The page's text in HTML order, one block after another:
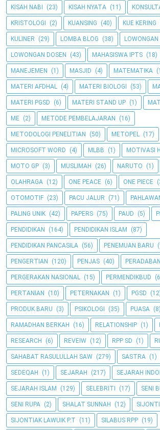
KISAH NABI (23) KISAH NYATA (11)
KRISTOLOGI (2) KUANSING (40) KUE KERING
KULINER (29) LOMBA BLOG (38) LOWONGAN
LOWONGAN DOSEN (43) MAHASISWA IPTS (18)
MANEJEMEN (1) MASJID (4) MATEMATIKA
MATERI AFDHAL (4) MATERI BIOLOGI (53)
MATERI PGSD (6) MATERI STAND UP (1)
ME (2) METODE PEMBELAJARAN (16)
METODOLOGI PENELITIAN (50) METOPEL (17)
MICROSOFT WORD (4) MLBB (1) MOTIVASI
MOTO GP (3) MUSLIMAH (26) NARUTO (1)
OLAHRAGA (12) ONE PEACE (6) ONE PIECE
OTOMOTIF (23) PACU JALUR (71)
PALING UNIK (42) PAPERS (75) PAUD (5)
PENDIDIKAN (164) PENDIDIKAN ISLAM (87)
PENDIDIKAN PANCASILA (56) PENEMUAN BARU
PENGERTIAN (120) PENJAS (40)
PERGERAKAN NASIONAL (15) PERMENDIKBUD
PERTANIAN (10) PETERNAKAN (1) PGSD
PRODUK BARU (3) PSIKOLOGI (35) PUASA (8)
RAMADHAN BERKAH (16) RELATIONSHIP (1)
RESEARCH (6) REVEIW (12) RPP SD (1)
SAHABAT RASULULLAH SAW (279) SASTRA (1)
SEDEQAH (1) SEJARAH (217) SEJARAH
SEJARAH ISLAM (129) SELEBRITI (17) SENI
SENI RUPA (2) SHALAT SUNNAH (12)
SIJONTIAK LAWUIK P.T (11) SILABUS RPP (19)